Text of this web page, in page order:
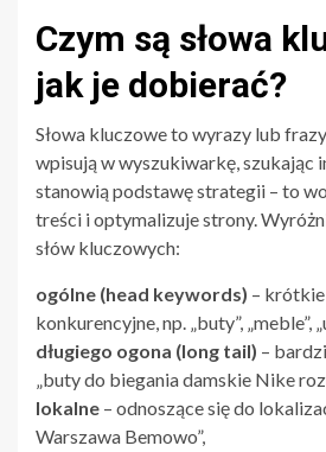
Czym są słowa
jak je dobierać?
Słowa kluczowe to wyrazy lub
wpisują w wyszukiwarkę, szukając
stanowią podstawę strategii – to
treści i optymalizuje strony.
słów kluczowych:
ogólne (head keywords) –
konkurencyjne, np. „buty”, „meble”,
długiego ogona (long tail) –
„buty do biegania damskie Nike
lokalne – odnoszące się do
Warszawa Bemowo”,